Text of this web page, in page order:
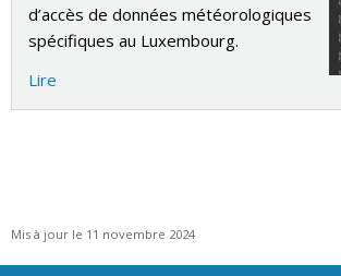
d’accès de données météorologiques
spécifiques au Luxembourg.
Lire
Mis à jour le 11 novembre 2024